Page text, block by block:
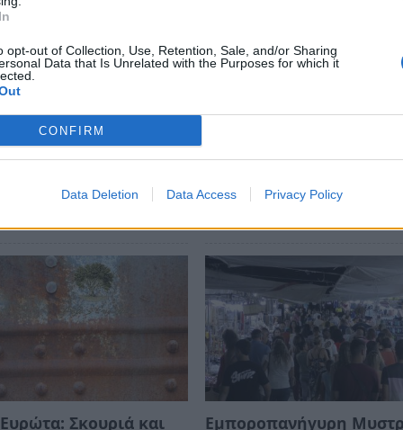
opt-out of Collection, Use, Retention, Sale, and/or Sharing
Data that Is Unrelated with the Purposes for which it
CONFIRM
Data Deletion Data Access Privacy Policy
εκλογές του 2019 Δήμαρχος
του 49,48% του Βασίλη Κοσμόπουλου.
Σκουριά και
Εμποροπανήγυρη